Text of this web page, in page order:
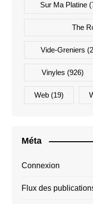
Sur Ma Platine
The
Vide-Greniers
Vinyles (926)
Web(19)
Méta
Connexion
Flux des